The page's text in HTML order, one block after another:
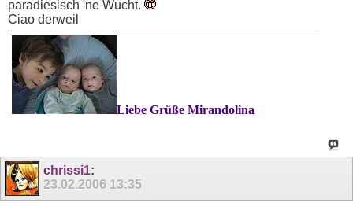
paradiesisch 'ne Wucht.
Ciao derweil
Liebe Grüße Mirandolina
chrissi1:
23.02.2006 13:35